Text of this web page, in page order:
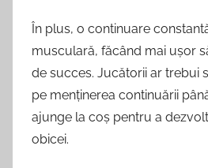
În plus, o continuare
musculară, făcând mai ușor
de succes. Jucătorii ar trebui
pe menținerea continuării
ajunge la coș pentru a
obicei.